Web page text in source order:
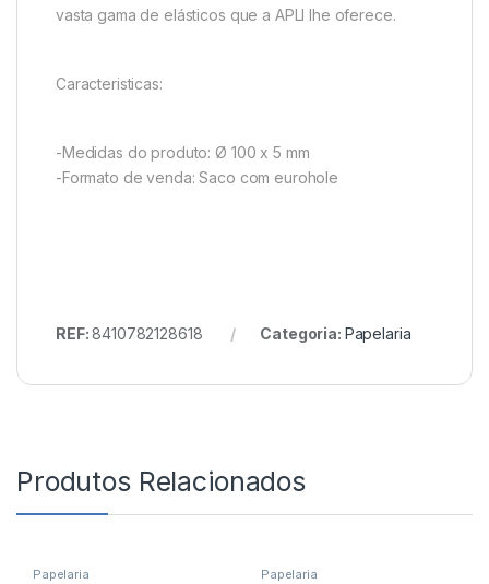
vasta gama de elásticos que a APLI lhe oferece.
Caracteristicas:
-Medidas do produto: Ø 100 x 5 mm
-Formato de venda: Saco com eurohole
REF:8410782128618 Categoria: Papelaria
Produtos Relacionados
Papelaria Papelaria